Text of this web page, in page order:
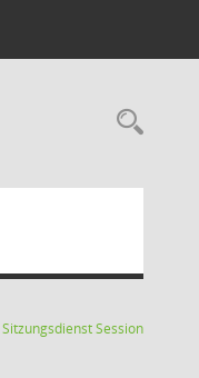
SitzungsdienstSession(Wird in